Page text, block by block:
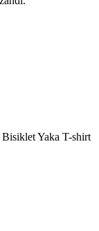
Yaka T-shirt